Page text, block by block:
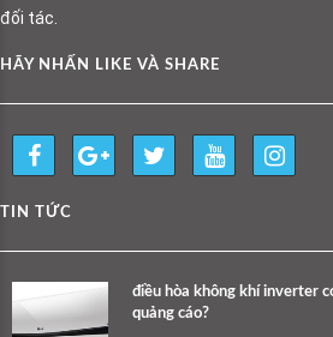
đối tác.
HÃY NHẤN LIKE VÀ SHARE
TIN TỨC
​điều hòa không khí inverter
quảng cáo?